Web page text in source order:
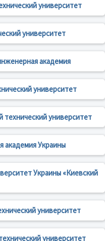
университет
университет
академия
университет
технический университет
академия Украины
Украины «Киевский
университет
университет